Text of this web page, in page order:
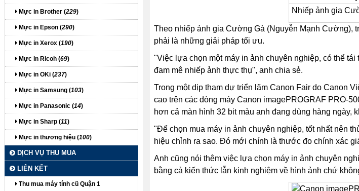
Nhiếp ảnh gia
Theo nhiếp ảnh gia Cường Gà (Nguyễn Mạnh Cường),
phải là những giải pháp tối ưu.
"Việc lựa chọn một máy in ảnh chuyên nghiệp, có thể
đam mê nhiếp ảnh thực thụ", anh chia sẻ.
Trong một dịp tham dự triển lãm Canon Fair do Canon
cao trên các dòng máy Canon imagePROGRAF PRO-
hơn cả màn hình 32 bit màu anh đang dùng hàng
"Để chọn mua máy in ảnh chuyên nghiệp, tốt nhất nên
hiệu chỉnh ra sao. Đó mới chính là thước đo chính xác
Anh cũng nói thêm việc lựa chọn máy in ảnh chuyên
bằng cả kiến thức lẫn kinh nghiệm về hình ảnh chứ
Mực in Brother (229)
Mực in Epson (290)
Mực in Xerox (190)
Mực in Ricoh (69)
Mực in OKi (237)
Mực in Samsung (103)
Mực in Panasonic (14)
Mực in Sharp (11)
Mực in thương hiệu (100)
DỊCH VỤ THU MUA
LIÊN KẾT
Thu mua máy tính cũ Quận 1